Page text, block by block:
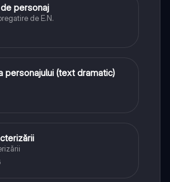
română
personaj
de E.N.
română
personajului (text dramatic)
română